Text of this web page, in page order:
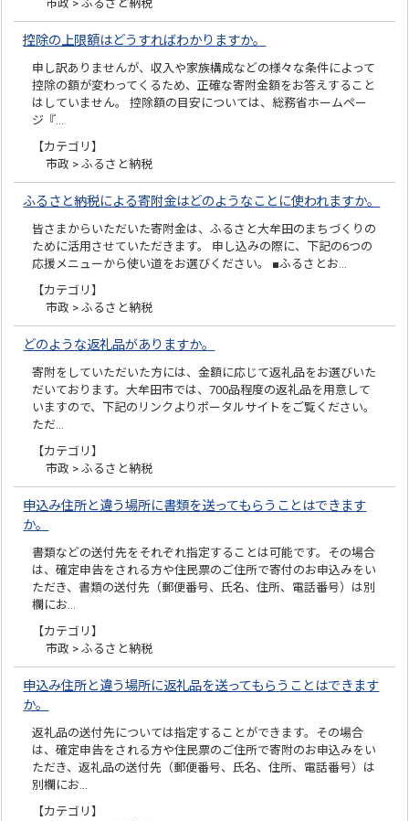
市政 > ふるさと納税
控除の上限額はどうすればわかりますか。
申し訳ありませんが、収入や家族構成などの様々な条件によって
控除の額が変わってくるため、正確な寄附金額をお答えすること
はしていません。 控除額の目安については、総務省ホームペー
ジ『…
【カテゴリ】
市政 > ふるさと納税
ふるさと納税による寄附金はどのようなことに使われますか。
皆さまからいただいた寄附金は、ふるさと大牟田のまちづくりの
ために活用させていただきます。 申し込みの際に、下記の6つの
応援メニューから使い道をお選びください。 ■ふるさとお…
【カテゴリ】
市政 > ふるさと納税
どのような返礼品がありますか。
寄附をしていただいた方には、金額に応じて返礼品をお選びいた
だいております。大牟田市では、700品程度の返礼品を用意して
いますので、下記のリンクよりポータルサイトをご覧ください。
ただ…
【カテゴリ】
市政 > ふるさと納税
申込み住所と違う場所に書類を送ってもらうことはできます
か。
書類などの送付先をそれぞれ指定することは可能です。その場合
は、確定申告をされる方や住民票のご住所で寄付のお申込みをい
ただき、書類の送付先（郵便番号、氏名、住所、電話番号）は別
欄にお…
【カテゴリ】
市政 > ふるさと納税
申込み住所と違う場所に返礼品を送ってもらうことはできます
か。
返礼品の送付先については指定することができます。その場合
は、確定申告をされる方や住民票のご住所で寄附のお申込みをい
ただき、返礼品の送付先（郵便番号、氏名、住所、電話番号）は
別欄にお…
【カテゴリ】